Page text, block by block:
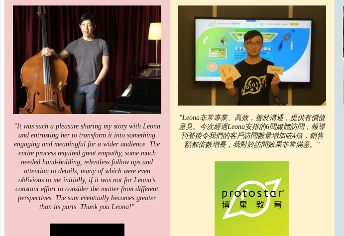
"It was such a pleasure sharing my story with Leona
and entrusting her to transform it into something
engaging and meaningful for a wider audience. The
entire process required great empathy, some much
needed hand-holding, relentless follow ups and
attention to details, many of which were even
oblivious to me initially, if it was not for Leona’s
constant effort to consider the matter from different
perspectives. The sum eventually becomes greater
than its parts. Thank you Leona!"
"Leona非常專業、高效，善於溝通，提供有價值
意見。今次經過Leona安排的6間媒體訪問，報導
刊登後令我們的客戶訪問數量增加咗4倍，銷售
額都倍數增長，我對於訪問效果非常滿意。"